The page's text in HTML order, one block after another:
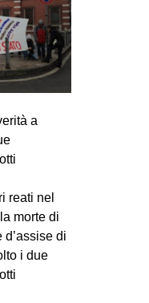
a
reati nel
morte di
di
i due